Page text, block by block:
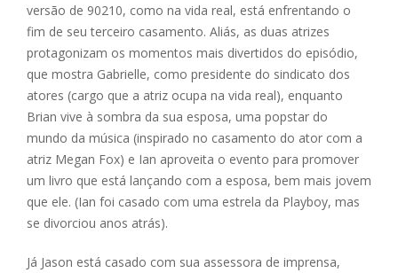
versão de 90210, como na vida real, está enfrentando o
fim de seu terceiro casamento. Aliás, as duas atrizes
protagonizam os momentos mais divertidos do episódio,
que mostra Gabrielle, como presidente do sindicato dos
atores (cargo que a atriz ocupa na vida real), enquanto
Brian vive à sombra da sua esposa, uma popstar do
mundo da música (inspirado no casamento do ator com a
atriz Megan Fox) e Ian aproveita o evento para promover
um livro que está lançando com a esposa, bem mais jovem
que ele. (Ian foi casado com uma estrela da Playboy, mas
se divorciou anos atrás).
Já Jason está casado com sua assessora de imprensa,